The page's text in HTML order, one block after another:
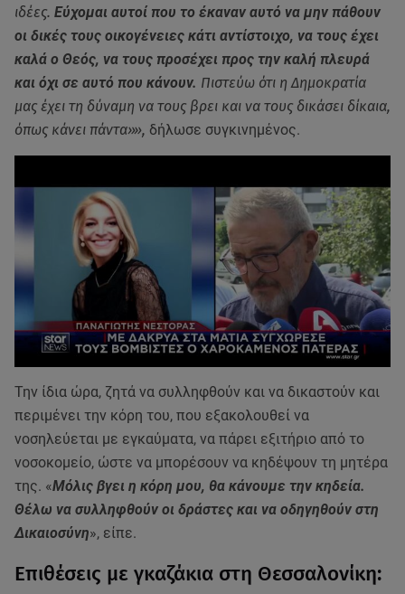
ιδέες. Εύχομαι αυτοί που το έκαναν αυτό να μην πάθουν
οι δικές τους οικογένειες κάτι αντίστοιχο, να τους έχει
καλά ο Θεός, να τους προσέχει προς την καλή πλευρά
και όχι σε αυτό που κάνουν. Πιστεύω ότι η Δημοκρατία
μας έχει τη δύναμη να τους βρει και να τους δικάσει δίκαια,
όπως κάνει πάντα»», δήλωσε συγκινημένος.
Την ίδια ώρα, ζητά να συλληφθούν και να δικαστούν και
περιμένει την κόρη του, που εξακολουθεί να
νοσηλεύεται με εγκαύματα, να πάρει εξιτήριο από το
νοσοκομείο, ώστε να μπορέσουν να κηδέψουν τη μητέρα
της. «Μόλις βγει η κόρη μου, θα κάνουμε την κηδεία.
Θέλω να συλληφθούν οι δράστες και να οδηγηθούν στη
Δικαιοσύνη», είπε.
Επιθέσεις με γκαζάκια στη Θεσσαλονίκη: